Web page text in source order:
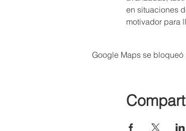
en situaciones
motivador para
Google Maps se